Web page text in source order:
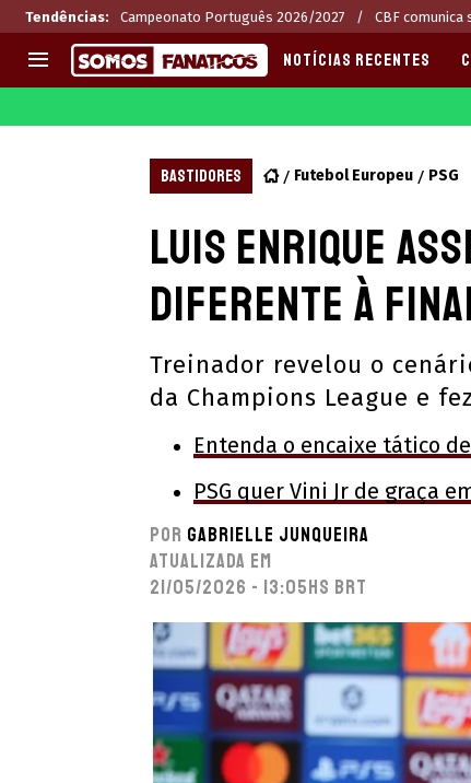
Tendências: Campeonato Português 2026/2027 CBF
CHAMPIONS LEAGUE
PREMIER LEAGUE
LIGA PORTUGUESA
EUROPA LEAGUE
Melhores sites de apostas
Últimas
CASAS DE APOSTAS
CÓDIGOS e OFERTAS
APPS
NOTÍCIAS RECENTES
BASTIDORES Futebol Europeu PSG
Luis Enrique
diferente à
Treinador revelou o
da Champions League e
Entenda o encaixe tático
PSG quer Vini Jr de graça
Por Gabrielle Junqueira
Atualizada em
21/05/2026 - 13:05hs BRT